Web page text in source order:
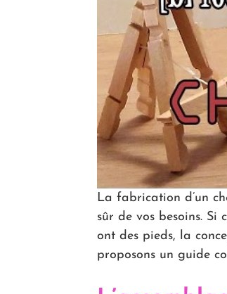
La fabrication d’un
sûr de vos besoins. Si
ont des pieds, la
proposons un guide